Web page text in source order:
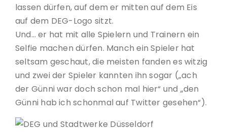
lassen dürfen, auf dem er mitten auf dem Eis
auf dem DEG-Logo sitzt.
Und… er hat mit alle Spielern und Trainern ein
Selfie machen dürfen. Manch ein Spieler hat
seltsam geschaut, die meisten fanden es witzig
und zwei der Spieler kannten ihn sogar („ach
der Günni war doch schon mal hier“ und „den
Günni hab ich schonmal auf Twitter gesehen“).